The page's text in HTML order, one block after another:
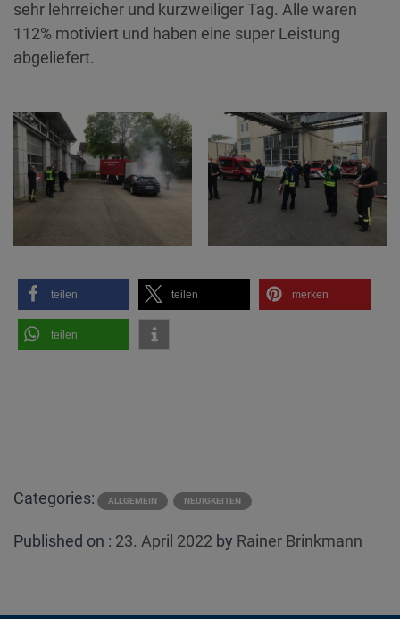
sehr lehrreicher und kurzweiliger Tag. Alle waren
112% motiviert und haben eine super Leistung
abgeliefert.
teilen teilen merken
teilen
Categories: ALLGEMEIN NEUIGKEITEN
Published on : Posted
23. April 2022 by Rainer Brinkmann